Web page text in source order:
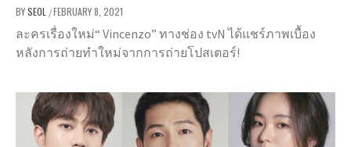
BYSEOL /FEBRUARY 8, 2021
ละครเรื่องใหม่“ Vincenzo” ทางช่อง tvN ได้แชร์ภาพเบื้อง
หลังการถ่ายทำใหม่จากการถ่ายโปสเตอร์!